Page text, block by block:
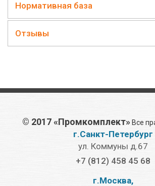
Нормативная база
Отзывы
© 2017 «Промкомплект» Все
г.Санкт-Петербург
ул. Коммуны д.67
+7 (812) 458 45 68
г.Москва,